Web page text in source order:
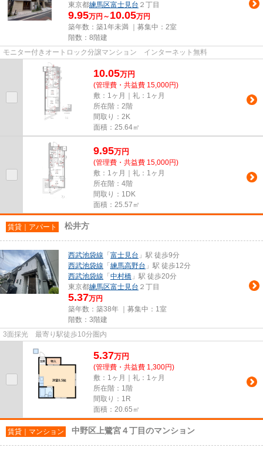
東京都練馬区富士見台 ２丁目
9.95万円～ 10.05万円
築年数：築1年未満 ｜募集中： 2室
階数：8階建
モニター付きオートロック分譲マンション インターネット無料
10.05万円
(管理費・共益費 15,000円)
敷：1ヶ月｜礼：1ヶ月
所在階：2階
間取り：2K
面積：25.64㎡
9.95万円
(管理費・共益費 15,000円)
敷：1ヶ月｜礼：1ヶ月
所在階：4階
間取り：1DK
面積：25.57㎡
賃貸｜アパート 松井方
西武池袋線 「 富士見台 」駅 徒歩9分
西武池袋線 「 練馬高野台 」駅 徒歩12分
西武池袋線 「 中村橋 」駅 徒歩20分
東京都練馬区富士見台 ２丁目
5.37万円
築年数：築38年 ｜募集中： 1室
階数：3階建
3面採光 最寄り駅徒歩10分圏内
5.37万円
(管理費・共益費 1,300円)
敷：1ヶ月｜礼：1ヶ月
所在階：1階
間取り：1R
面積：20.65㎡
賃貸｜マンション 中野区上鷺宮４丁目のマンション